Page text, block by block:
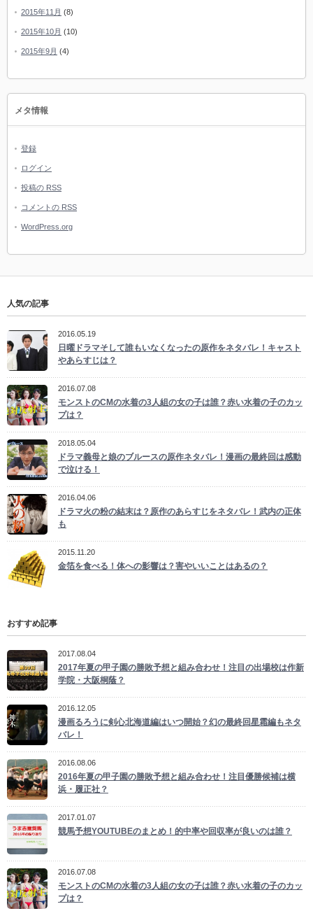
2015年11月 (8)
2015年10月 (10)
2015年9月 (4)
メタ情報
登録
ログイン
投稿の RSS
コメントの RSS
WordPress.org
人気の記事
2016.05.19
日曜ドラマそして誰もいなくなったの原作をネタバレ！キャスト
やあらすじは？
2016.07.08
モンストのCMの水着の3人組の女の子は誰？赤い水着の子のカッ
プは？
2018.05.04
ドラマ義母と娘のブルースの原作ネタバレ！漫画の最終回は感動
で泣ける！
2016.04.06
ドラマ火の粉の結末は？原作のあらすじをネタバレ！武内の正体
も
2015.11.20
金箔を食べる！体への影響は？害やいいことはあるの？
おすすめ記事
2017.08.04
2017年夏の甲子園の勝敗予想と組み合わせ！注目の出場校は作新
学院・大阪桐蔭？
2016.12.05
漫画るろうに剣心北海道編はいつ開始？幻の最終回星霜編もネタ
バレ！
2016.08.06
2016年夏の甲子園の勝敗予想と組み合わせ！注目優勝候補は横
浜・履正社？
2017.01.07
競馬予想YOUTUBEのまとめ！的中率や回収率が良いのは誰？
2016.07.08
モンストのCMの水着の3人組の女の子は誰？赤い水着の子のカッ
プは？